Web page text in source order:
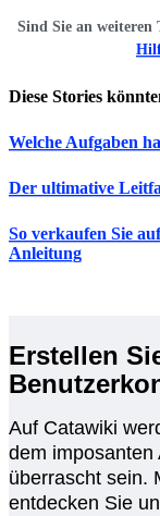
Sind Sie an weiteren
Diese Stories
Welche Aufgaben
Der ultimative
So verkaufen Sie
Anleitung
Erstellen
Auf Catawiki
dem imposanten
überrascht sein.
entdecken Sie